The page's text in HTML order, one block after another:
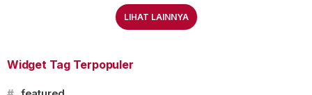
LIHAT LAINNYA
Widget Tag Terpopuler